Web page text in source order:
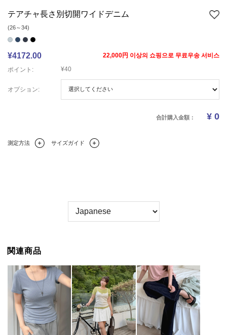
テアチャ長さ別切開ワイドデニム
(26～34)
¥4172.00
22,000円 이상의 쇼핑으로 무료우송 서비스
ポイント:
¥40
オプション:
合計購入金額： ¥ 0
測定方法 サイズガイド
関連商品